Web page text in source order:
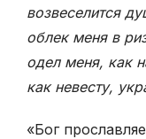
возвеселится
облек меня в
одел меня, как
как невесту,
«Бог